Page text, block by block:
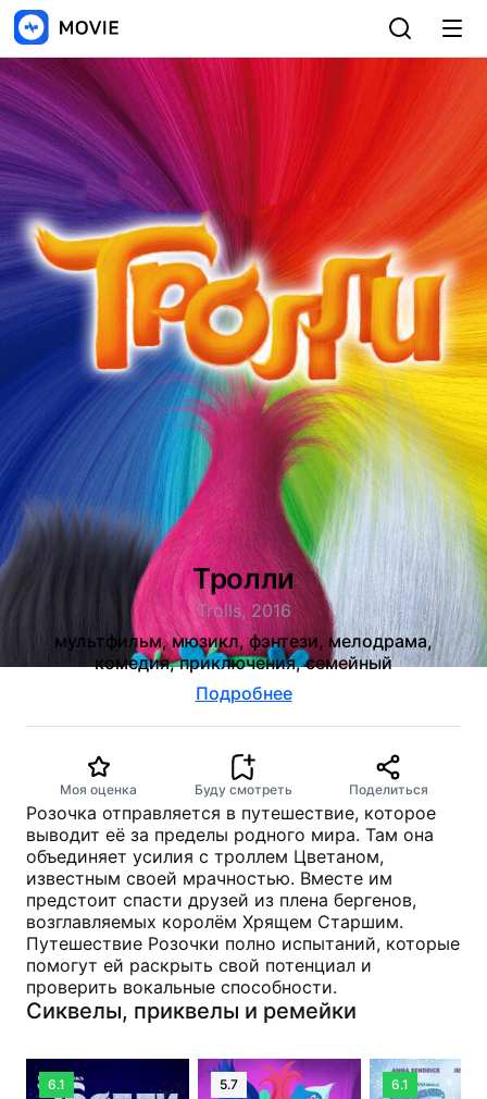
Тролли
Trolls, 2016
мультфильм, мюзикл, фэнтези, мелодрама,
комедия, приключения, семейный
Подробнее
Моя оценка Буду смотреть Поделиться
Розочка отправляется в путешествие, которое
выводит её за пределы родного мира. Там она
объединяет усилия с троллем Цветаном,
известным своей мрачностью. Вместе им
предстоит спасти друзей из плена бергенов,
возглавляемых королём Хрящем Старшим.
Путешествие Розочки полно испытаний, которые
помогут ей раскрыть свой потенциал и
проверить вокальные способности.
Сиквелы, приквелы и ремейки
6.1 5.7 6.1